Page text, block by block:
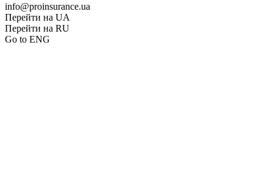
info@proinsurance.ua
Перейти на UA
Перейти на RU
Go to ENG